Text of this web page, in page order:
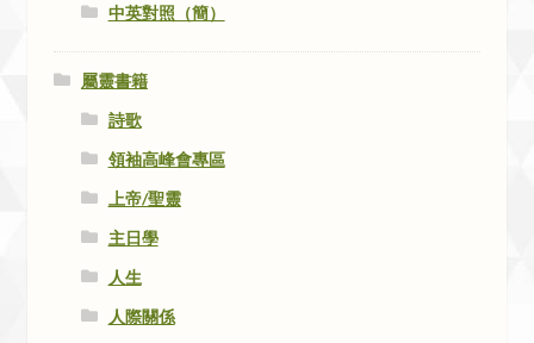
中英對照（簡）
屬靈書籍
詩歌
領袖高峰會專區
上帝/聖靈
主日學
人生
人際關係